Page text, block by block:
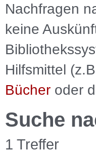
Nachfragen
keine
Hilfsmittel
Bücher oder
Suche
1 Treffer